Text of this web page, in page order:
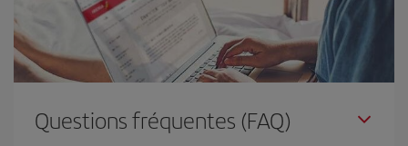
Questions fréquentes (FAQ)